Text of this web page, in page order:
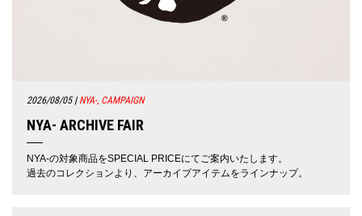
2026/08/05| NYA-, CAMPAIGN
NYA- ARCHIVE FAIR
NYA-の対象商品をSPECIAL PRICEにてご案内いたします。
過去のコレクションより、アーカイブアイテムをラインナップ。